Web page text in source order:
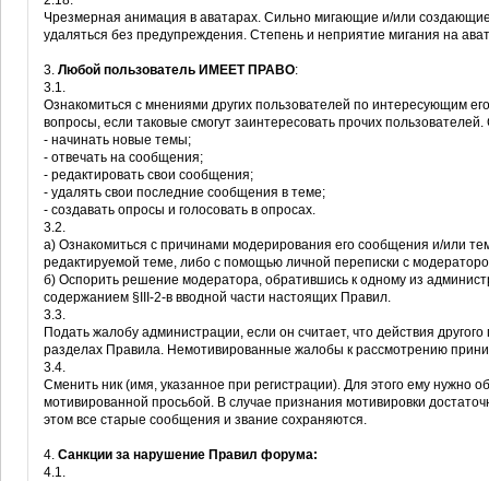
Чрезмерная анимация в аватарах. Сильно мигающие и/или
удаляться без предупреждения. Степень и неприятие мигания на
3. Любой пользователь ИМЕЕТ ПРАВО:
3.1.
Ознакомиться с мнениями других пользователей по интересующим
вопросы, если таковые смогут заинтересовать прочих
- начинать новые темы;
- отвечать на сообщения;
- редактировать свои сообщения;
- удалять свои последние сообщения в теме;
- создавать опросы и голосовать в опросах.
3.2.
а) Ознакомиться с причинами модерирования его сообщения и/или
редактируемой теме, либо с помощью личной переписки с
б) Оспорить решение модератора, обратившись к одному из
содержанием §III-2-в вводной части настоящих Правил.
3.3.
Подать жалобу администрации, если он считает, что действия
разделах Правила. Немотивированные жалобы к рассмотрению
3.4.
Сменить ник (имя, указанное при регистрации). Для этого ему нужно
мотивированной просьбой. В случае признания мотивировки
этом все старые сообщения и звание сохраняются.
4. Санкции за нарушение Правил форума:
4.1.